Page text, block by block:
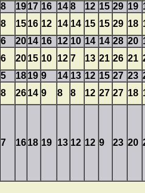
8 1917 16 14 8 12 15 29 19
8 1516 12 14 14 15 15 29 18
6 2014 16 12 10 14 14 28 20
6 2015 10 12 7 13 21 26 21
5 1819 9 14 13 12 15 27 23
8 2614 9 8 8 12 27 27 18
7 1618 19 13 12 12 9 23 20